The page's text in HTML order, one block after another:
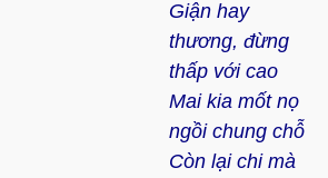
Giận hay
thương, đừng
thấp với cao
Mai kia mốt nọ
ngồi chung chỗ
Còn lại chi mà